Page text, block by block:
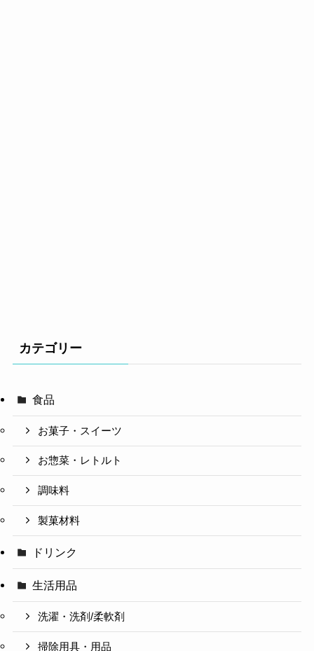
カテゴリー
食品
お菓子・スイーツ
お惣菜・レトルト
調味料
製菓材料
ドリンク
生活用品
洗濯・洗剤/柔軟剤
掃除用具・用品